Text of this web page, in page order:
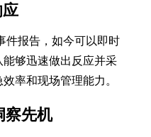
件报告，如今可以即时
够迅速做出反应并采
率和现场管理能力。
察先机